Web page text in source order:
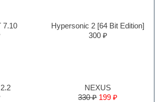
7.10
Hypersonic 2 [64 Bit Edition]
300 ₽
NEXUS
330 ₽ 199 ₽